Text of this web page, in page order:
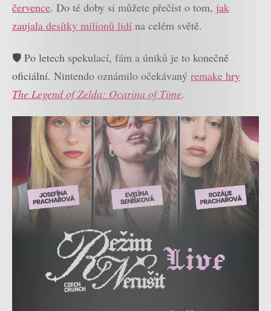
července. Do té doby si můžete přečíst o tom, jak
zaujala desítky milionů lidí na celém světě.
🛡️ Po letech spekulací, fám a úniků je to konečně
oficiální. Nintendo oznámilo očekávaný remake hry
The Legend of Zelda: Ocarina of Time.